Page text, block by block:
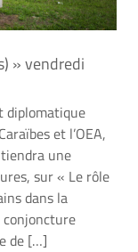
» vendredi
diplomatique
et l’OEA,
une
sur « Le rôle
dans la
conjoncture
de […]